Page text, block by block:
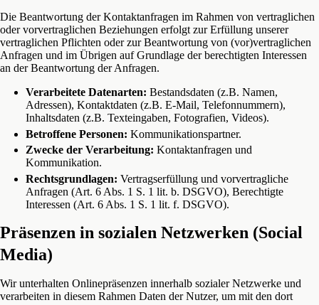
Die Beantwortung der Kontaktanfragen im Rahmen von vertraglichen
oder vorvertraglichen Beziehungen erfolgt zur Erfüllung unserer
vertraglichen Pflichten oder zur Beantwortung von (vor)vertraglichen
Anfragen und im Übrigen auf Grundlage der berechtigten Interessen
an der Beantwortung der Anfragen.
Verarbeitete Datenarten: Bestandsdaten (z.B. Namen,
Adressen), Kontaktdaten (z.B. E-Mail, Telefonnummern),
Inhaltsdaten (z.B. Texteingaben, Fotografien, Videos).
Betroffene Personen: Kommunikationspartner.
Zwecke der Verarbeitung: Kontaktanfragen und
Kommunikation.
Rechtsgrundlagen: Vertragserfüllung und vorvertragliche
Anfragen (Art. 6 Abs. 1 S. 1 lit. b. DSGVO), Berechtigte
Interessen (Art. 6 Abs. 1 S. 1 lit. f. DSGVO).
Präsenzen in sozialen Netzwerken (Social
Media)
Wir unterhalten Onlinepräsenzen innerhalb sozialer Netzwerke und
verarbeiten in diesem Rahmen Daten der Nutzer, um mit den dort